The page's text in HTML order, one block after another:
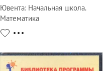
Ювента: Начальная школа.
Математика